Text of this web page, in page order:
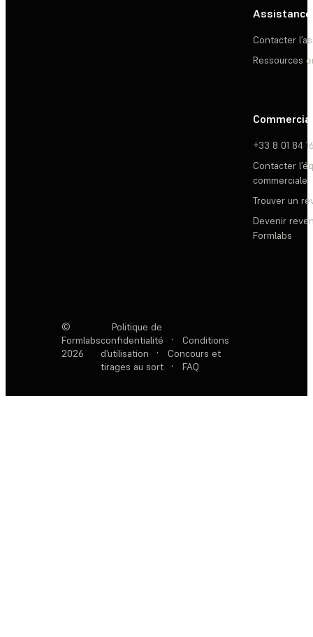
Assistance
Contacter
Ressources
Commercial
+33 8 01 84
Contacter
commerciale
Trouver un
Devenir
Formlabs
©
Formlabs
2026
Politique de
confidentialité
·
Conditions
d’utilisation
·
Concours et
tirages au sort
· FAQ